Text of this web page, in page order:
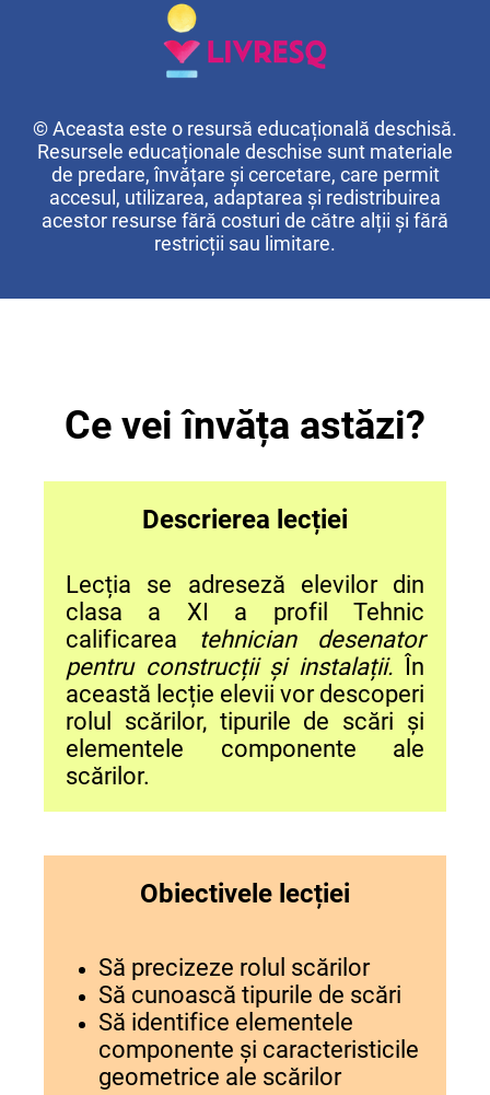
© Aceasta este o resursă educațională deschisă.
Resursele educaționale deschise sunt materiale
de predare, învățare și cercetare, care permit
accesul, utilizarea, adaptarea și redistribuirea
acestor resurse fără costuri de către alții și fără
restricții sau limitare.
Ce vei învăța astăzi?
Descrierea lecției
Lecția se adreseză elevilor din
clasa a XI a profil Tehnic
calificarea tehnician desenator
pentru construcții și instalații. În
această lecție elevii vor descoperi
rolul scărilor, tipurile de scări și
elementele componente ale
scărilor.
Obiectivele lecției
Să precizeze rolul scărilor
Să cunoască tipurile de scări
Să identifice elementele
componente și caracteristicile
geometrice ale scărilor